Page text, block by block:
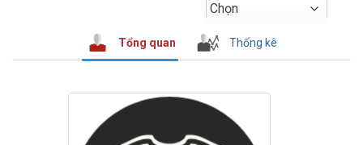
Chọn
Tổng quan Thống kê